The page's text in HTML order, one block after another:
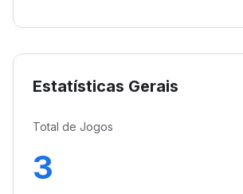
Estatísticas Gerais
Total de Jogos
3